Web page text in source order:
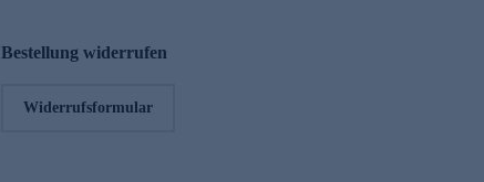
Bestellung widerrufen
Widerrufsformular